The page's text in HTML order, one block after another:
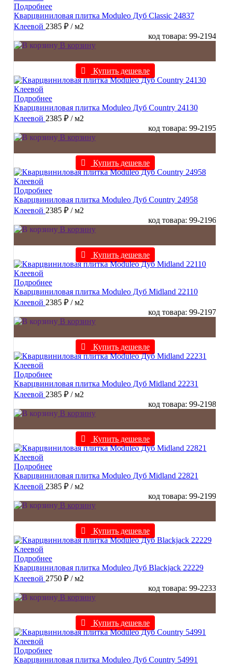
Подробнее
Кварцвиниловая плитка Moduleo Дуб Classic 24837
Клеевой 2385 ₽ / м2
код товара: 99-2194
В корзину
Купить дешевле
Подробнее
Кварцвиниловая плитка Moduleo Дуб Country 24130
Клеевой 2385 ₽ / м2
код товара: 99-2195
В корзину
Купить дешевле
Подробнее
Кварцвиниловая плитка Moduleo Дуб Country 24958
Клеевой 2385 ₽ / м2
код товара: 99-2196
В корзину
Купить дешевле
Подробнее
Кварцвиниловая плитка Moduleo Дуб Midland 22110
Клеевой 2385 ₽ / м2
код товара: 99-2197
В корзину
Купить дешевле
Подробнее
Кварцвиниловая плитка Moduleo Дуб Midland 22231
Клеевой 2385 ₽ / м2
код товара: 99-2198
В корзину
Купить дешевле
Подробнее
Кварцвиниловая плитка Moduleo Дуб Midland 22821
Клеевой 2385 ₽ / м2
код товара: 99-2199
В корзину
Купить дешевле
Подробнее
Кварцвиниловая плитка Moduleo Дуб Blackjack 22229
Клеевой 2750 ₽ / м2
код товара: 99-2233
В корзину
Купить дешевле
Подробнее
Кварцвиниловая плитка Moduleo Дуб Country 54991